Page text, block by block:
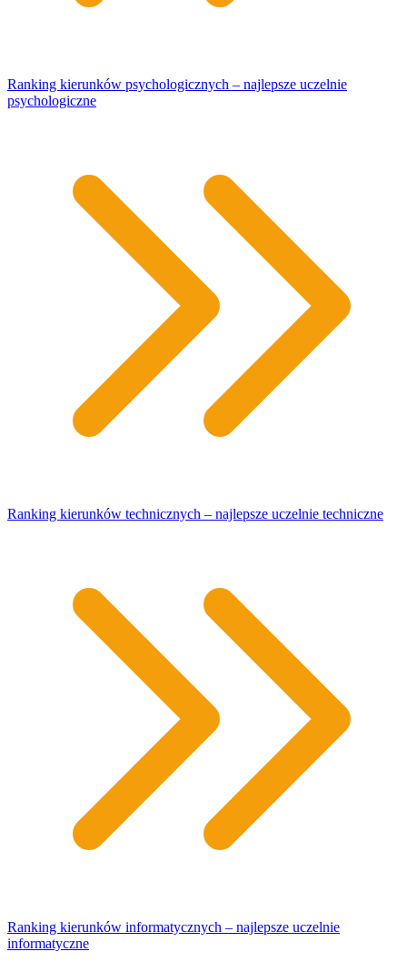
Ranking kierunków psychologicznych – najlepsze uczelnie
psychologiczne
Ranking kierunków technicznych – najlepsze uczelnie techniczne
Ranking kierunków informatycznych – najlepsze uczelnie
informatyczne